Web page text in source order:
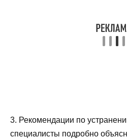
3. Рекомендации по
специалисты подробно